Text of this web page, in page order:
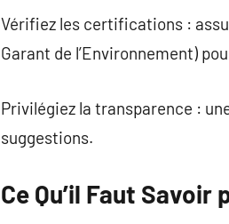
Vérifiez les certifications :
Garant de l’Environnement)
Privilégiez la transparence :
suggestions.
Ce Qu’il Faut